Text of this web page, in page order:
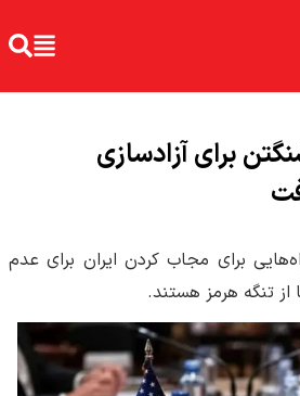
برای آزادسازی
برای مجاب کردن ایران برای عدم
تنگه هرمز هستند.